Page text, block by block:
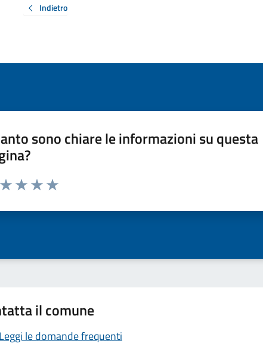
Indietro
sono chiare le informazioni su questa
da 1 a 5 stelle la pagina
il comune
le domande frequenti